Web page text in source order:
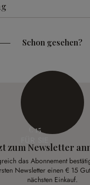
Schon gesehen?
€ 15
zum Newsletter
das Abonnement
Newsletter einen € 15
nächsten Einkauf.